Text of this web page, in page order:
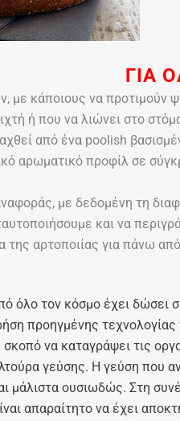
ΓΙΑ
με κάποιους να
ή που να λιώνει στο
από ένα poolish
αρωματικό προφίλ σε
με δεδομένη τη
και να
της αρτοποιίας για πάνω
όλο τον κόσμο έχει
προηγμένης
να καταγράψει τις
γεύσης. Η γεύση που
ουσιωδώς. Στη
απαραίτητο να έχει